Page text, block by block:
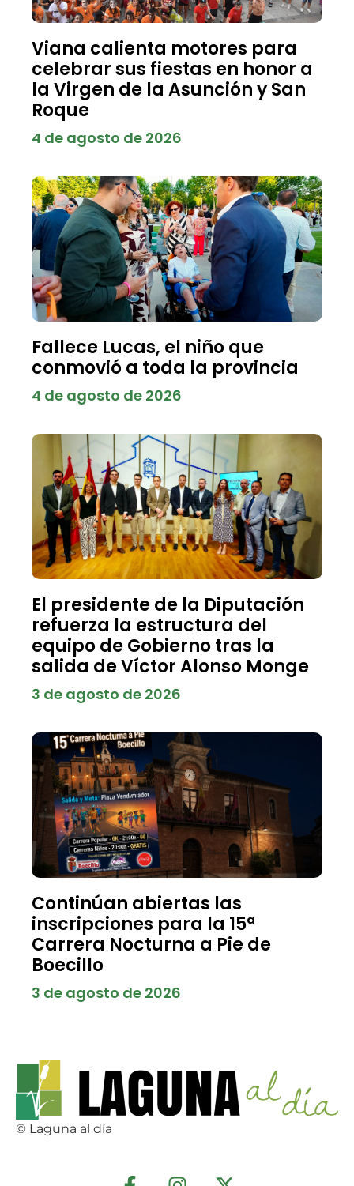
Viana calienta motores para
celebrar sus fiestas en honor a
la Virgen de la Asunción y San
Roque
4 de agosto de 2026
Fallece Lucas, el niño que
conmovió a toda la provincia
4 de agosto de 2026
El presidente de la Diputación
refuerza la estructura del
equipo de Gobierno tras la
salida de Víctor Alonso Monge
3 de agosto de 2026
Continúan abiertas las
inscripciones para la 15ª
Carrera Nocturna a Pie de
Boecillo
3 de agosto de 2026
© Laguna al día